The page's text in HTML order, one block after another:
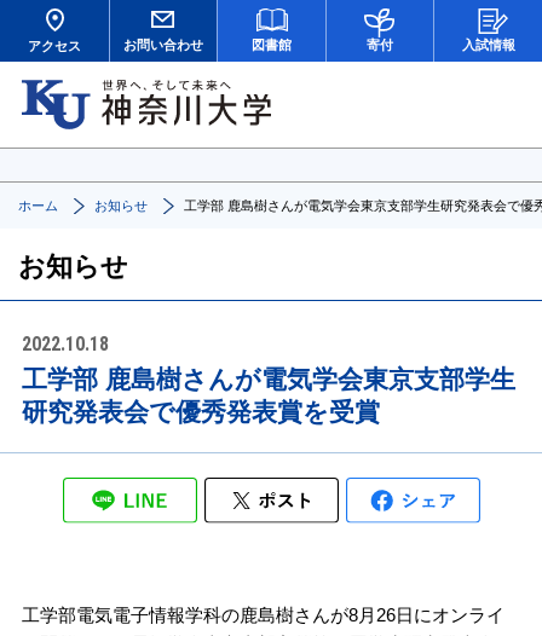
アクセス お問い合わせ 図書館 寄付 入試情報
ホーム お知らせ 工学部 鹿島樹さんが電気学会東京支部学生研究発表会で優
お知らせ
2022.10.18
工学部 鹿島樹さんが電気学会東京支部学生
研究発表会で優秀発表賞を受賞
工学部電気電子情報学科の鹿島樹さんが8月26日にオンライ